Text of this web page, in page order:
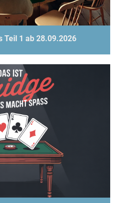
Teil 1 ab 28.09.2026